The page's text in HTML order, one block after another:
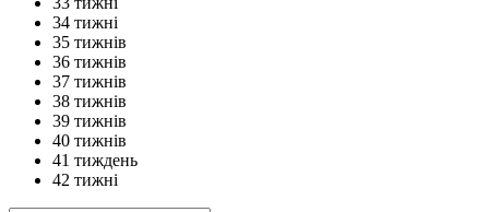
34 тижні
35 тижнів
36 тижнів
37 тижнів
38 тижнів
39 тижнів
40 тижнів
41 тиждень
42 тижні